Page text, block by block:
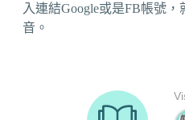
入連結Google或是FB帳號
音。